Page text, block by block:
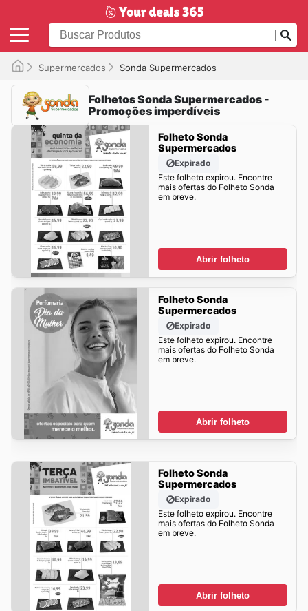
Supermercados Sonda Supermercados
Folhetos Sonda Supermercados -
Promoções imperdíveis
Folheto Sonda
Supermercados
Expirado
Este folheto expirou. Encontre
mais ofertas do Folheto Sonda
em breve.
Abrir folheto
Folheto Sonda
Supermercados
Expirado
Este folheto expirou. Encontre
mais ofertas do Folheto Sonda
em breve.
Abrir folheto
Folheto Sonda
Supermercados
Expirado
Este folheto expirou. Encontre
mais ofertas do Folheto Sonda
em breve.
Abrir folheto